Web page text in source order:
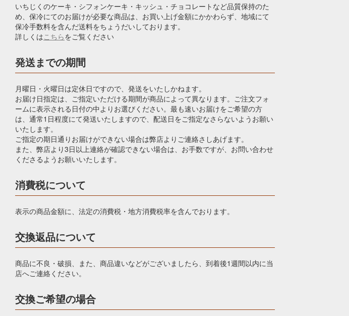
いちじくのケーキ・シフォンケーキ・キッシュ・チョコレートなど品質保持のた
め、保冷にてのお届けが必要な商品は、お買い上げ金額にかかわらず、地域にて
保冷手数料を含んだ送料をちょうだいしております。
詳しくは こちらをご覧ください
発送までの期間
月曜日・火曜日は定休日ですので、発送をいたしかねます。
お届け日指定は、ご指定いただける期間が商品によって異なります。ご注文フォ
ームに表示される日付の中よりお選びください。最も速いお届けをご希望の方
は、通常1日程度にて発送いたしますので、配送日をご指定なさらないようお願い
いたします。
ご指定の期日通りお届けができない場合は弊店よりご連絡さしあげます。
また、弊店より3日以上連絡が確認できない場合は、お手数ですが、お問い合わせ
くださるようお願いいたします。
消費税について
表示の商品金額に、法定の消費税・地方消費税率を含んでおります。
交換返品について
商品に不良・破損、また、商品違いなどがございましたら、到着後1週間以内に当
店へご連絡ください。
交換ご希望の場合